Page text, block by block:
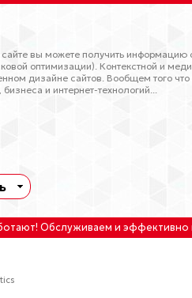
вы можете получить информацию
оптимизации). Контекстной и
дизайне сайтов. Вообщем того
бизнеса и интернет-технологий...
Обслуживаем и эффективно